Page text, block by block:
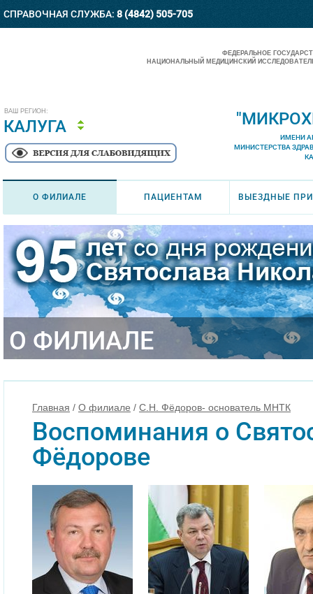
СПРАВОЧНАЯ СЛУЖБА: 8 (4842) 505-705
ВАШ РЕГИОН:
КАЛУГА
ФЕДЕРАЛЬНОЕ
НАЦИОНАЛЬНЫЙ МЕДИЦИНСКИЙ
ИМЕНИ
МИНИСТЕРСТВА
О ФИЛИАЛЕ ПАЦИЕНТАМ ВЫЕЗДНЫЕ
О ФИЛИАЛЕ
Главная / О филиале / С.Н. Фёдоров- основатель МНТК
Воспоминания о
Фёдорове